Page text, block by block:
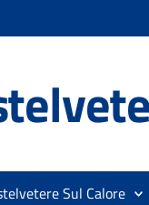
Sul Calore